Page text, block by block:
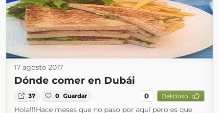
17 agosto 2017
Dónde comer en Dubái
37 0 Guardar 0 Delicioso
Hola!!!Hace meses que no paso por aquí pero es que